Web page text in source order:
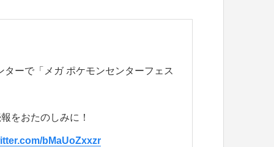
ーで「メガ ポケモンセンターフェス
をおたのしみに！
bMaUoZxxzr